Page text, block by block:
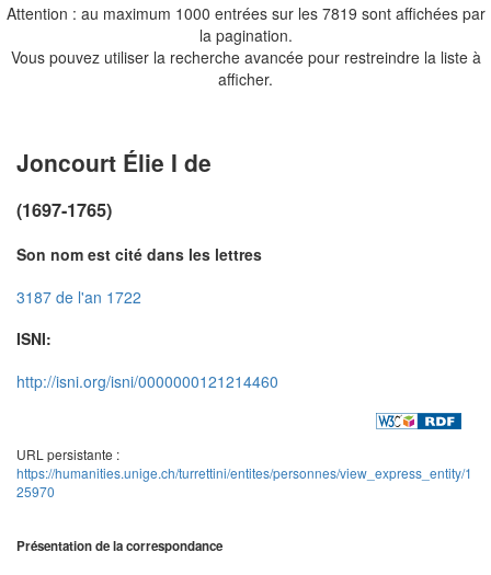
Attention : au maximum 1000 entrées sur les 7819 sont affichées par
la pagination.
Vous pouvez utiliser la recherche avancée pour restreindre la liste à
afficher.
Joncourt Élie I de
(1697-1765)
Son nom est cité dans les lettres
3187 de l'an 1722
ISNI:
http://isni.org/isni/0000000121214460
URL persistante :
https://humanities.unige.ch/turrettini/entites/personnes/view_express_entity/1
25970
Présentation de la correspondance